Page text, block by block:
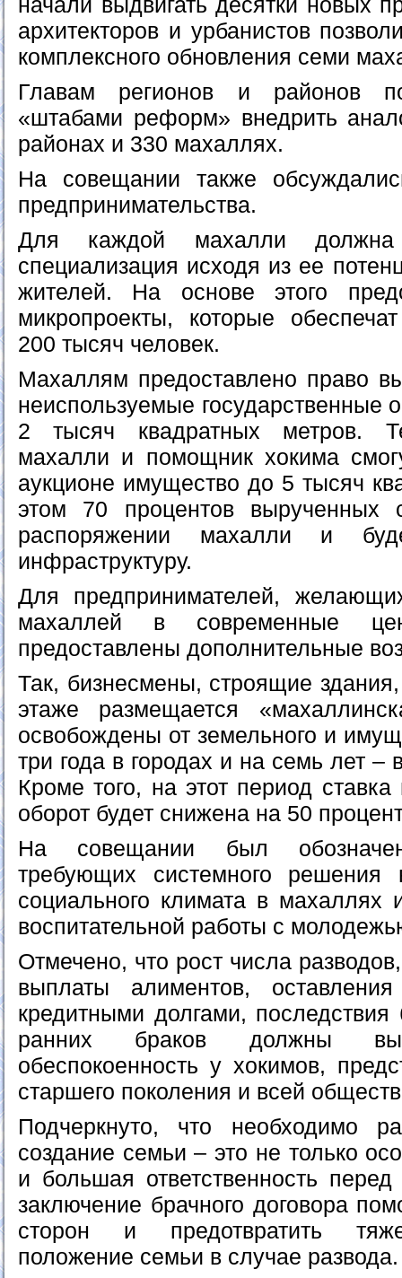
архитекторов и урбанистов
комплексного обновления семи
Главам регионов и районов
«штабами реформ» внедрить
районах и 330 махаллях.
На совещании также
предпринимательства.
Для каждой махалли должна
специализация исходя из ее
жителей. На основе этого
микропроекты, которые
200 тысяч человек.
Махаллям предоставлено право
неиспользуемые
2 тысяч квадратных метров.
махалли и помощник хокима
аукционе имущество до 5 тысяч
этом 70 процентов вырученных
распоряжении махалли и
инфраструктуру.
Для предпринимателей,
махаллей в современные
предоставлены дополнительные
Так, бизнесмены, строящие
этаже размещается
освобождены от земельного и
три года в городах и на семь лет –
Кроме того, на этот период
оборот будет снижена на 50
На совещании был
требующих системного решения
социального климата в махаллях
воспитательной работы с
Отмечено, что рост числа
выплаты алиментов,
кредитными долгами, последствия
ранних браков должны
обеспокоенность у хокимов,
старшего поколения и всей
Подчеркнуто, что необходимо
создание семьи – это не только
и большая ответственность
заключение брачного договора
сторон и предотвратить
положение семьи в случае развода.